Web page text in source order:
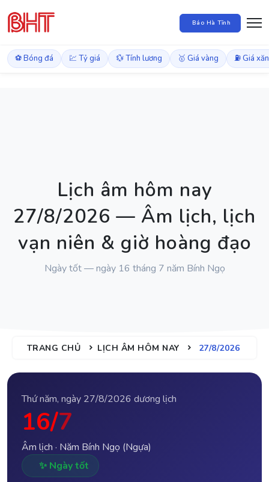
Báo Hà Tĩnh
⚽ Bóng đá 💹 Tỷ giá 💱 Tính lương 🥇 Giá vàng ⛽ Giá
Lịch âm hôm nay
27/8/2026 — Âm lịch, lịch
vạn niên & giờ hoàng đạo
Ngày tốt — ngày 16 tháng 7 năm Bính Ngọ
TRANG CHỦ LỊCH ÂM HÔM NAY 27/8/2026
Thứ năm, ngày 27/8/2026 dương lịch
16/7
Âm lịch · Năm Bính Ngọ (Ngựa)
✨ Ngày tốt